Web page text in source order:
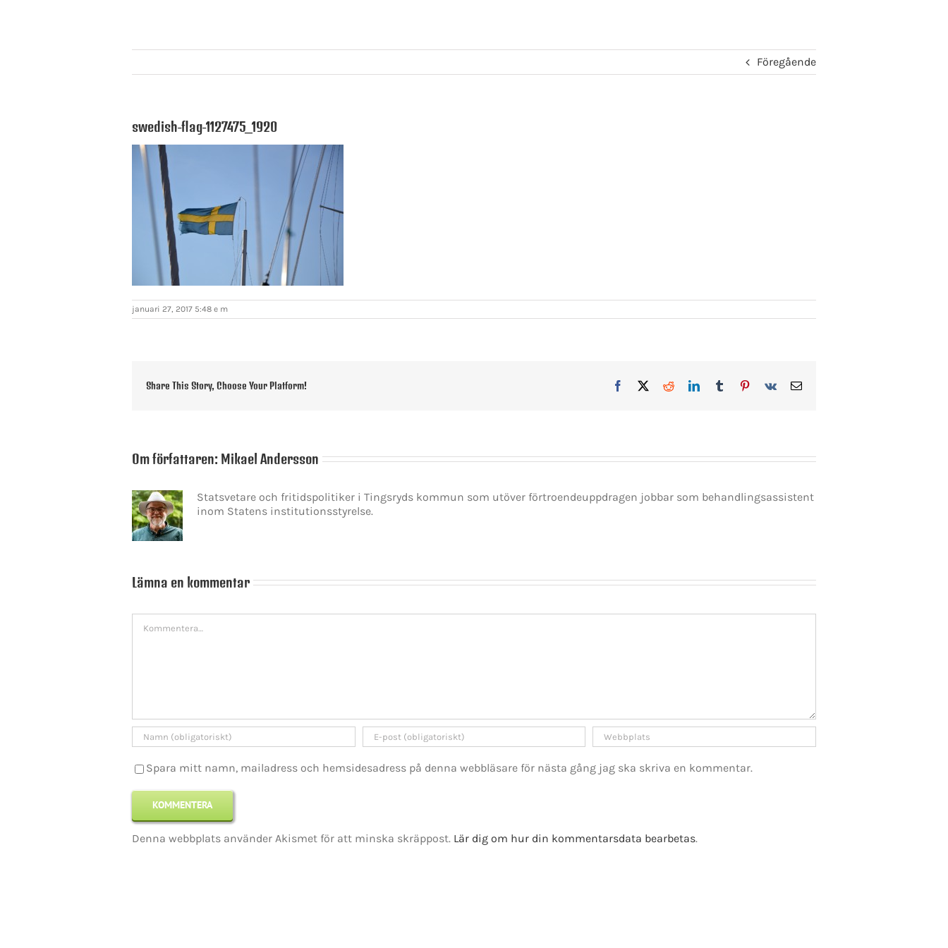
Föregående
swedish-flag-1127475_1920
januari 27, 2017 5:48 e m
Share This Story, Choose Your Platform! Facebook RedditLinkedInTumblr Pinterest
Vk
E-
Om författaren: Mikael Andersson
Statsvetare och fritidspolitiker i Tingsryds kommun som utöver förtroendeuppdragen jobbar som behandlingsassistent
inom Statens institutionsstyrelse.
Lämna en kommentar
Spara mitt namn, mailadress och hemsidesadress på denna webbläsare för nästa gång jag ska skriva en kommentar.
Denna webbplats använder Akismet för att minska skräppost. Lär dig om hur din kommentarsdata bearbetas.
KONTAKT INFO
Mikael Andersson
E-post:
Web:www.mikandersson.se
GET SOCIAL
Copyright 2016-2021 Mikael Andersson | All Rights Reserved | Powered by